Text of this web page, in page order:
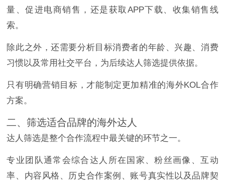
量、促进电商销售，还是获取APP下载、收集销售线
索。
除此之外，还需要分析目标消费者的年龄、兴趣、消费
习惯以及常用社交平台，为后续达人筛选提供依据。
只有明确营销目标，才能制定更加精准的海外KOL合作
方案。
二、筛选适合品牌的海外达人
达人筛选是整个合作流程中最关键的环节之一。
专业团队通常会综合达人所在国家、粉丝画像、互动
率、内容风格、历史合作案例、账号真实性以及品牌契